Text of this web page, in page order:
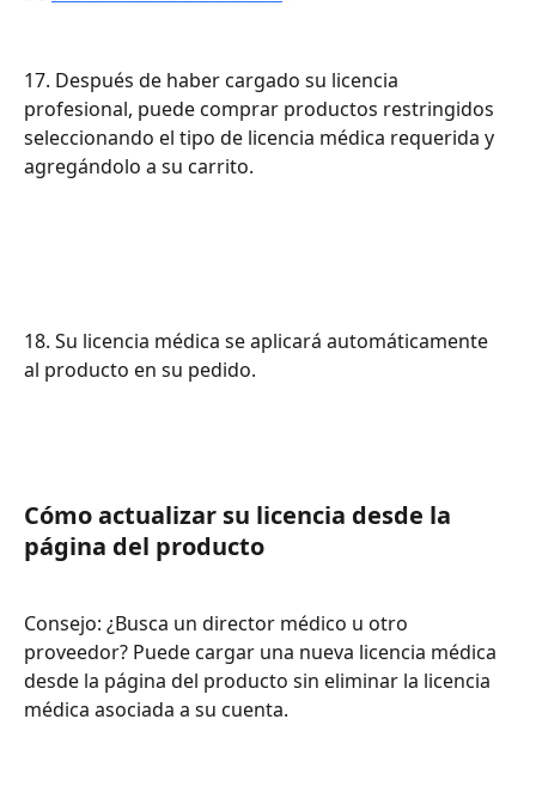
17. Después de haber cargado su licencia
profesional, puede comprar productos restringidos
seleccionando el tipo de licencia médica requerida y
agregándolo a su carrito.
18. Su licencia médica se aplicará automáticamente
al producto en su pedido.
Cómo actualizar su licencia desde la
página del producto
Consejo: ¿Busca un director médico u otro
proveedor? Puede cargar una nueva licencia médica
desde la página del producto sin eliminar la licencia
médica asociada a su cuenta.